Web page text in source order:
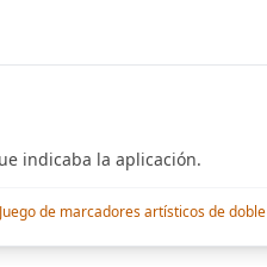
indicaba la aplicación.
de marcadores artísticos de